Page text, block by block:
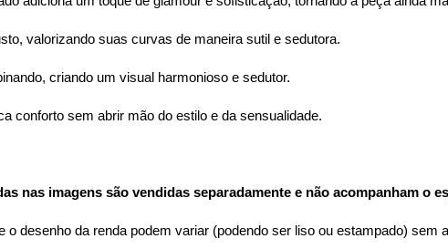
valorizando suas curvas de maneira sutil e sedutora.
criando um visual harmonioso e sedutor.
conforto sem abrir mão do estilo e da sensualidade.
nas imagens são vendidas separadamente e não acompanham o
desenho da renda podem variar (podendo ser liso ou estampado) sem